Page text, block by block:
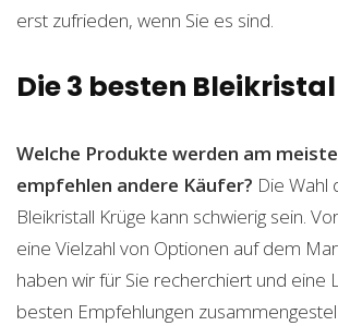
erst zufrieden, wenn Sie es sind.
Die 3 besten
Welche Produkte werden am
empfehlen andere Käufer? Die Wahl
Bleikristall Krüge kann schwierig sein.
eine Vielzahl von Optionen auf dem
haben wir für Sie recherchiert und eine
besten Empfehlungen